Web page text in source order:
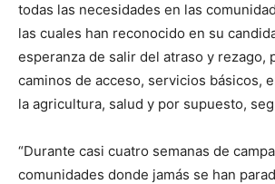
todas las necesidades en las
las cuales han reconocido en su
esperanza de salir del atraso y rezago,
caminos de acceso, servicios básicos,
la agricultura, salud y por supuesto,
“Durante casi cuatro semanas de
comunidades donde jamás se han